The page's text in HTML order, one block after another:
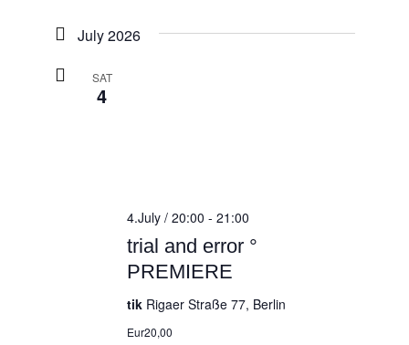
July 2026
SAT
4
trial and error °
PREMIERE
4.July / 20:00 - 21:00
tik Rigaer Straße 77, Berlin
Eur20,00